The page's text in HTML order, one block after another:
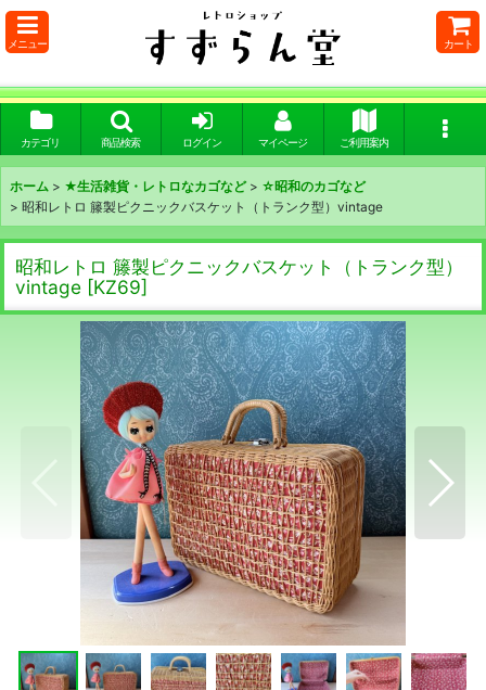
メニュー カート
カテゴリ 商品検索 ログイン マイページ ご利用案内
ホーム > ★生活雑貨・レトロなカゴなど > ☆昭和のカゴなど
> 昭和レトロ 籐製ピクニックバスケット（トランク型）vintage
昭和レトロ 籐製ピクニックバスケット（トランク型）
vintage [KZ69]